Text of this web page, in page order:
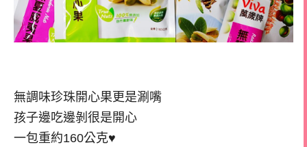
無調味珍珠開心果更是涮嘴
孩子邊吃邊剝很是開心
一包重約160公克♥